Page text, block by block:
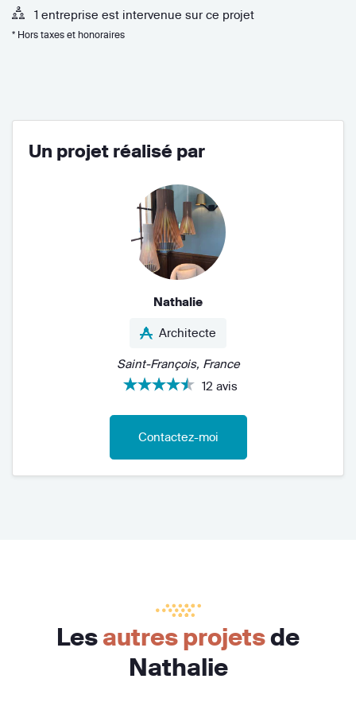
1 entreprise est intervenue sur ce projet
* Hors taxes et honoraires
Un projet réalisé par
Nathalie
Architecte
Saint-François, France
12 avis
Contactez-moi
Lesautres projetsde
Nathalie